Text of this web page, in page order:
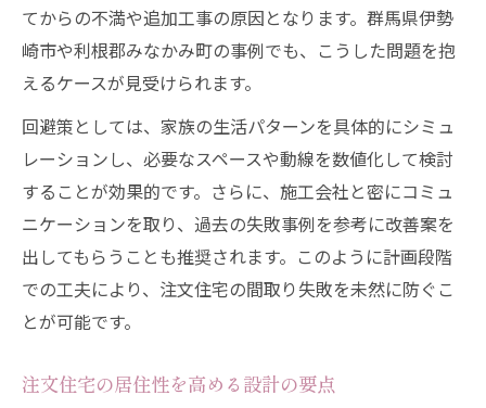
てからの不満や追加工事の原因となります。群馬県伊勢
崎市や利根郡みなかみ町の事例でも、こうした問題を抱
えるケースが見受けられます。
回避策としては、家族の生活パターンを具体的にシミュ
レーションし、必要なスペースや動線を数値化して検討
することが効果的です。さらに、施工会社と密にコミュ
ニケーションを取り、過去の失敗事例を参考に改善案を
出してもらうことも推奨されます。このように計画段階
での工夫により、注文住宅の間取り失敗を未然に防ぐこ
とが可能です。
注文住宅の居住性を高める設計の要点